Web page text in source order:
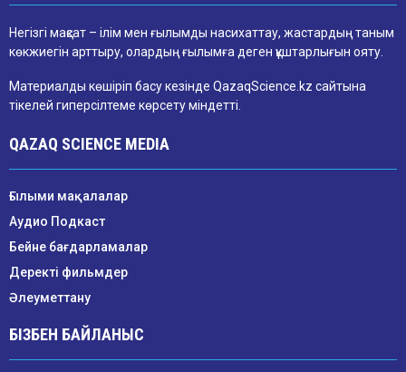
Негізгі мақсат – ілім мен ғылымды насихаттау, жастардың таным
көкжиегін арттыру, олардың ғылымға деген құштарлығын ояту.
Материалды көшіріп басу кезінде QazaqScience.kz сайтына
тікелей гиперсілтеме көрсету міндетті.
QAZAQ SCIENCE MEDIA
Ғылыми мақалалар
Аудио Подкаст
Бейне бағдарламалар
Деректі фильмдер
Әлеуметтану
БІЗБЕН БАЙЛАНЫС